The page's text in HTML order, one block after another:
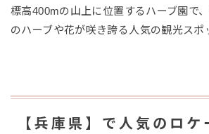
標高400mの山上に位置するハーブ園で
のハーブや花が咲き誇る人気の観光スポ
【兵庫県】で人気のロケ